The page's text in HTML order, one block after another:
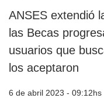
ANSES extendió
las Becas
usuarios que
los aceptaron
6 de abril 2023 - 09:12hs